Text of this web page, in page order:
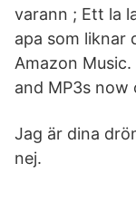
varann ; Ett la
apa som liknar
Amazon
and MP3s now
Jag är dina
nej.